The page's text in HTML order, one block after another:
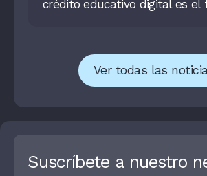
crédito educativo digital es el
Ver todas las
Suscríbete a nuestro